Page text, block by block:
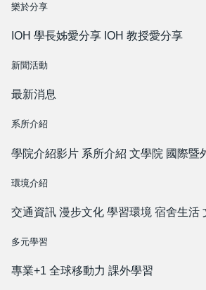
樂於分享
IOH 學長姊愛分享 IOH 教授愛分享
新聞活動
最新消息
系所介紹
學院介紹影片 系所介紹 文學院 國際暨
環境介紹
交通資訊 漫步文化 學習環境 宿舍生活
多元學習
專業+1 全球移動力 課外學習